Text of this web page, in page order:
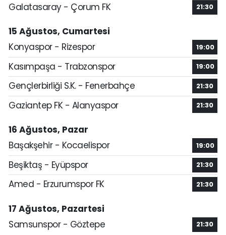
Galatasaray - Çorum FK
21:30
15 Ağustos, Cumartesi
Konyaspor - Rizespor
19:00
Kasımpaşa - Trabzonspor 19:00
Gençlerbirliği S.K. - Fenerbahçe 21:30
Gaziantep FK - Alanyaspor 21:30
16 Ağustos, Pazar
Başakşehir - Kocaelispor
19:00
Beşiktaş - Eyüpspor 21:30
Amed - Erzurumspor FK 21:30
17 Ağustos, Pazartesi
Samsunspor - Göztepe
21:30